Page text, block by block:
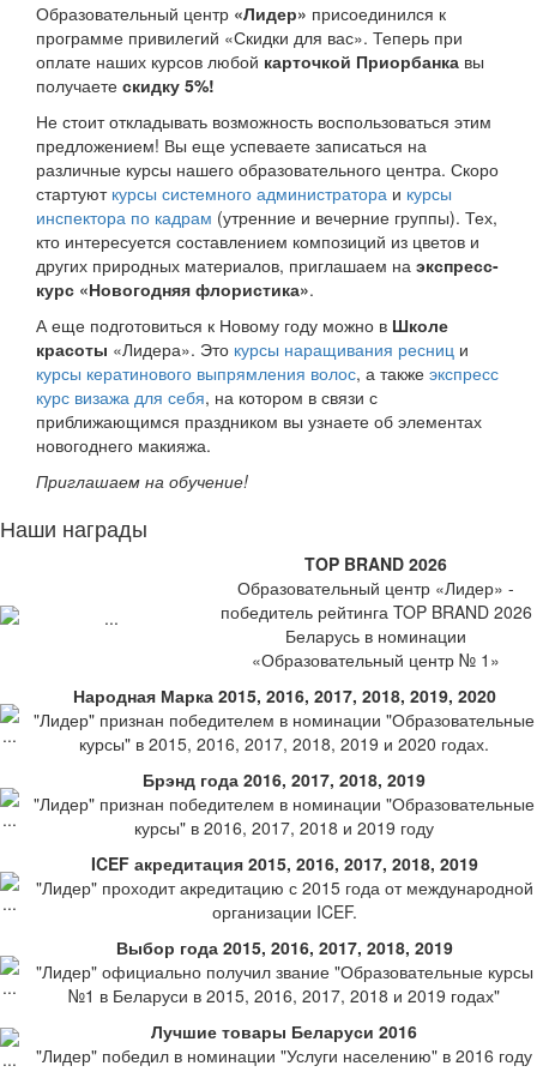
Образовательный центр «Лидер» присоединился к
программе привилегий «Скидки для вас». Теперь при
оплате наших курсов любой карточкой Приорбанка вы
получаете скидку 5%!
Не стоит откладывать возможность воспользоваться этим
предложением! Вы еще успеваете записаться на
различные курсы нашего образовательного центра. Скоро
стартуют курсы системного администратора и курсы
инспектора по кадрам (утренние и вечерние группы). Тех,
кто интересуется составлением композиций из цветов и
других природных материалов, приглашаем на экспресс-
курс «Новогодняя флористика».
А еще подготовиться к Новому году можно в Школе
красоты «Лидера». Это курсы наращивания ресниц и
курсы кератинового выпрямления волос, а также экспресс
курс визажа для себя, на котором в связи с
приближающимся праздником вы узнаете об элементах
новогоднего макияжа.
Приглашаем на обучение!
Наши награды
TOP BRAND 2026
Образовательный центр «Лидер» -
победитель рейтинга TOP BRAND 2026
Беларусь в номинации
«Образовательный центр № 1»
Народная Марка 2015, 2016, 2017, 2018, 2019, 2020
"Лидер" признан победителем в номинации "Образовательные
курсы" в 2015, 2016, 2017, 2018, 2019 и 2020 годах.
Брэнд года 2016, 2017, 2018, 2019
"Лидер" признан победителем в номинации "Образовательные
курсы" в 2016, 2017, 2018 и 2019 году
ICEF акредитация 2015, 2016, 2017, 2018, 2019
"Лидер" проходит акредитацию с 2015 года от международной
организации ICEF.
Выбор года 2015, 2016, 2017, 2018, 2019
"Лидер" официально получил звание "Образовательные курсы
№1 в Беларуси в 2015, 2016, 2017, 2018 и 2019 годах"
Лучшие товары Беларуси 2016
"Лидер" победил в номинации "Услуги населению" в 2016 году